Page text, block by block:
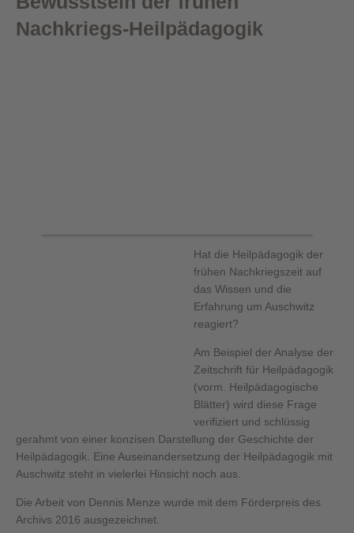
Nachkriegs-Heilpädagogik
Hat die Heilpädagogik der
frühen Nachkriegszeit auf
das Wissen und die
Erfahrung um Auschwitz
reagiert?
Am Beispiel der Analyse der
Zeitschrift für Heilpädagogik
(vorm. Heilpädagogische
Blätter) wird diese Frage
verifiziert und schlüssig
gerahmt von einer konzisen Darstellung der Geschichte der
Heilpädagogik. Eine Auseinandersetzung der Heilpädagogik mit
Auschwitz steht in vielerlei Hinsicht noch aus.
Die Arbeit von Dennis Menze wurde mit dem Förderpreis des
Archivs 2016 ausgezeichnet.